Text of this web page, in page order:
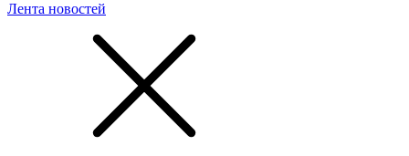
Лента новостей